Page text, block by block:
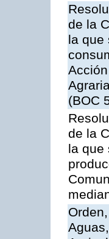
de la
la que
(BOC
de la
la que